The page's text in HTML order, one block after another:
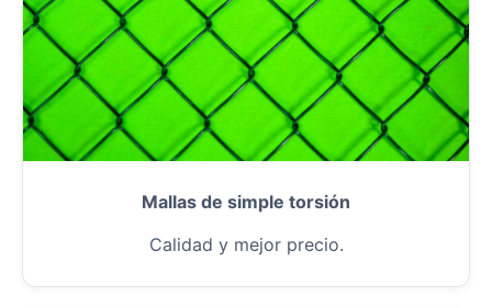
Mallas de simple torsión
Calidad y mejor precio.